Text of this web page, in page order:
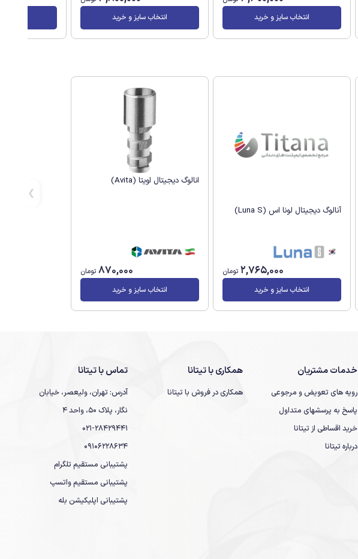
انتخاب سایز و خرید انتخاب سایز و خرید
آنالوگ دیجیتال لونا اس (Luna S)
2,765,000 تومان
انتخاب سایز و خرید
انالوگ دیجیتال اویتا (Avita)
870,000 تومان
انتخاب سایز و خرید
خدمات مشتریان
رویه های تعویض و مرجوعی
پاسخ به پرسشهای متداول
خرید اقساطی از تیتانا
درباره تیتانا
همکاری با تیتانا
همکاری در فروش با تیتانا
تماس با تیتانا
آدرس: تهران، ولیعصر، خیابان
نگار، پلاک 50، واحد 4
021-28429441
09106228634
پشتیبانی مستقیم تلگرام
پشتیبانی مستقیم واتسپ
پشتیبانی اپلیکیشن بله